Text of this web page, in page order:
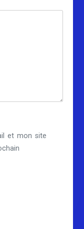
et mon site